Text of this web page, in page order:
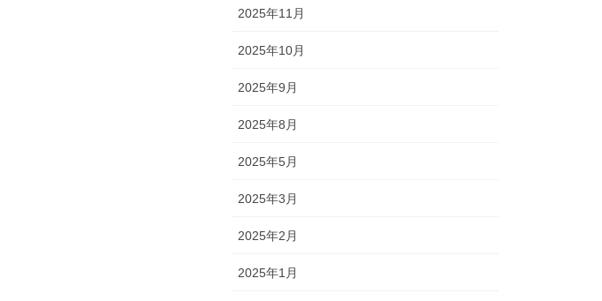
2025年11月
2025年10月
2025年9月
2025年8月
2025年5月
2025年3月
2025年2月
2025年1月